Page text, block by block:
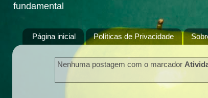
fundamental
Página inicial Políticas de Privacidade
Nenhuma postagem com o marcador